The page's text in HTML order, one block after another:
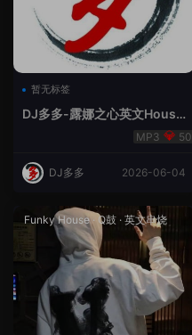
暂无标签
DJ多多-露娜之心英文House
50
DJ多多 2026-06-04
Funky House· Q鼓 · 英文串烧